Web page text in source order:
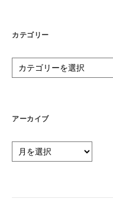
カテゴリー
テ
ー
アーカイブ
ー